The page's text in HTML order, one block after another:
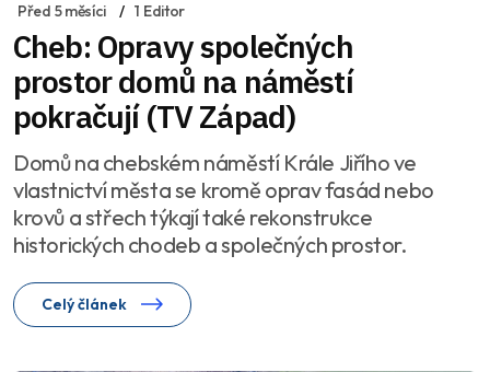
Před 5 měsíci 1 Editor
Cheb: Opravy společných
prostor domů na náměstí
pokračují (TV Západ)
Domů na chebském náměstí Krále Jiřího ve
vlastnictví města se kromě oprav fasád nebo
krovů a střech týkají také rekonstrukce
historických chodeb a společných prostor.
Celý článek